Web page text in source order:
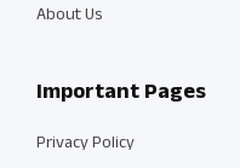
About Us
Important Pages
Privacy Policy